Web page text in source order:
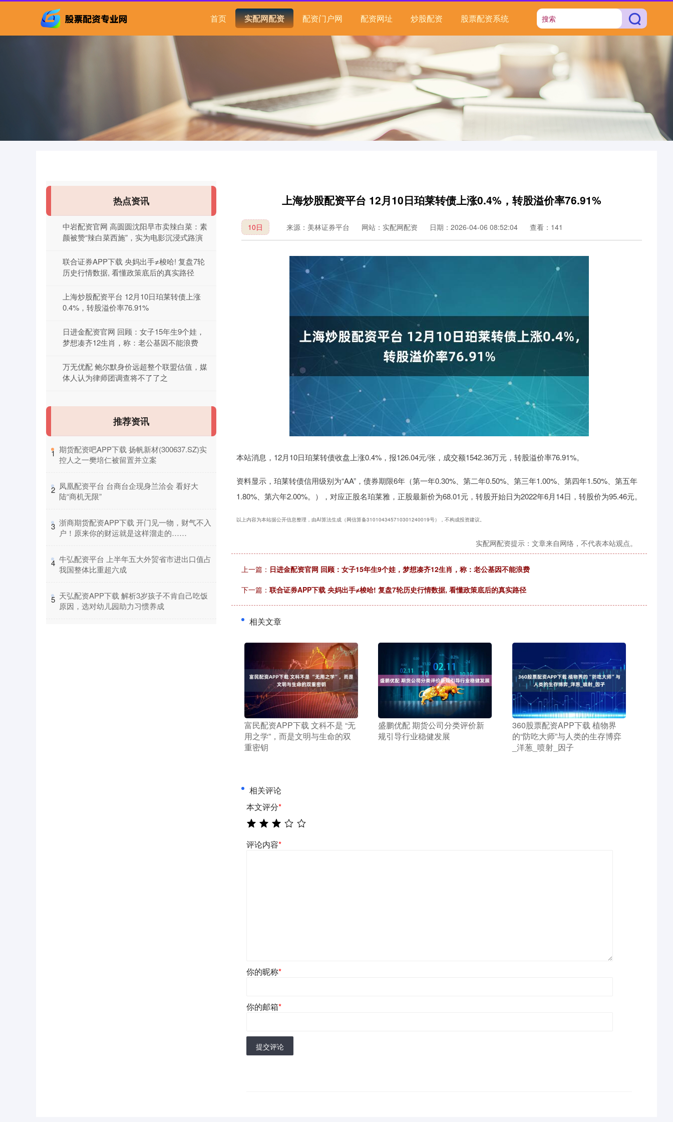
首页 实配网配资 配资门户网 配资网址 炒股配资 股票配资系统
上海炒股配资平台 12月10日珀莱转债上涨0.4%，转股溢价率76.91%
10日 来源：美林证券平台 网站：实配网配资 日期：2026-04-06 08:52:04 查看：141
本站消息，12月10日珀莱转债收盘上涨0.4%，报126.04元/张，成交额1542.36万元，转股溢价率76.91%。
资料显示，珀莱转债信用级别为“AA”，债券期限6年（第一年0.30%、第二年0.50%、第三年1.00%、第四年1.50%、第五年
1.80%、第六年2.00%。），对应正股名珀莱雅，正股最新价为68.01元，转股开始日为2022年6月14日，转股价为95.46元。
以上内容为本站据公开信息整理，由AI算法生成（网信算备310104345710301240019号），不构成投资建议。
实配网配资提示：文章来自网络，不代表本站观点。
上一篇： 日进金配资官网 回顾：女子15年生9个娃，梦想凑齐12生肖，称：老公基因不能浪费
下一篇： 联合证券APP下载 央妈出手≠梭哈! 复盘7轮历史行情数据, 看懂政策底后的真实路径
相关文章
​富民配资APP下载 文科不是 “无
用之学”，而是文明与生命的双
重密钥
​盛鹏优配 期货公司分类评价新
规引导行业稳健发展
​360股票配资APP下载 植物界
的“防吃大师”与人类的生存博弈
_洋葱_喷射_因子
相关评论
本文评分*
评论内容*
你的昵称*
你的邮箱*
提交评论
热点资讯
中岩配资官网 高圆圆沈阳早市卖辣白菜：素
颜被赞“辣白菜西施”，实为电影沉浸式路演
联合证券APP下载 央妈出手≠梭哈! 复盘7轮
历史行情数据, 看懂政策底后的真实路径
上海炒股配资平台 12月10日珀莱转债上涨
0.4%，转股溢价率76.91%
日进金配资官网 回顾：女子15年生9个娃，
梦想凑齐12生肖，称：老公基因不能浪费
万无优配 鲍尔默身价远超整个联盟估值，媒
体人认为律师团调查将不了了之
推荐资讯
1 ​期货配资吧APP下载 扬帆新材(300637.SZ)实
控人之一樊培仁被留置并立案
2 ​凤凰配资平台 台商台企现身兰洽会 看好大
陆“商机无限”
3 ​浙商期货配资APP下载 开门见一物，财气不入
户！原来你的财运就是这样溜走的……
4 ​牛弘配资平台 上半年五大外贸省市进出口值占
我国整体比重超六成
5 ​天弘配资APP下载 解析3岁孩子不肯自己吃饭
原因，选对幼儿园助力习惯养成